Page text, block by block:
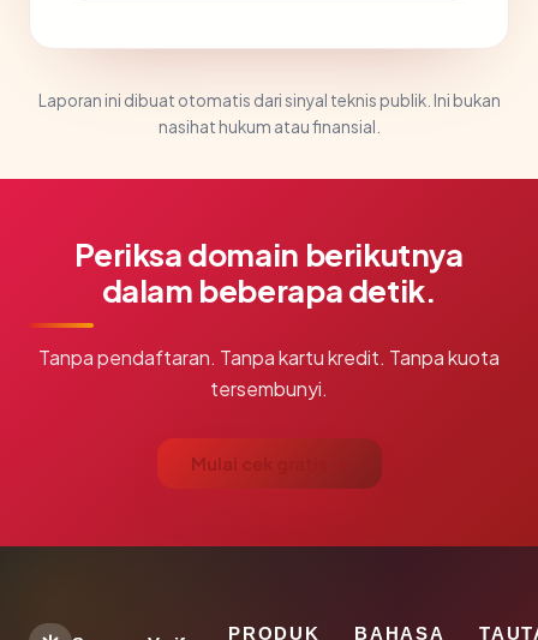
Laporan ini dibuat otomatis dari sinyal teknis publik. Ini bukan
nasihat hukum atau finansial.
Periksa domain berikutnya
dalam beberapa detik.
Tanpa pendaftaran. Tanpa kartu kredit. Tanpa kuota
tersembunyi.
Mulai cek gratis →
PRODUK BAHASA